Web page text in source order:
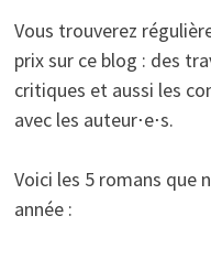
Vous trouverez
prix sur ce blog : des
critiques et aussi les
avec les auteur⋅e⋅s.
Voici les 5 romans que
année :